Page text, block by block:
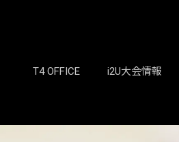
T4 OFFICE i2U大会情報